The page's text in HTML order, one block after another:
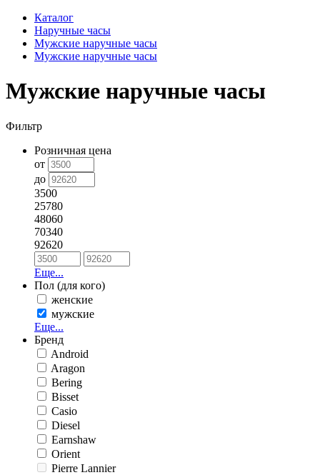
Каталог
Наручные часы
Мужские наручные часы
Мужские наручные часы
Мужские наручные часы
Фильтр
Розничная цена
от
до
3500
25780
48060
70340
92620
Еще...
Пол (для кого)
женские
мужские
Еще...
Бренд
Android
Aragon
Bering
Bisset
Casio
Diesel
Earnshaw
Orient
Pierre Lannier